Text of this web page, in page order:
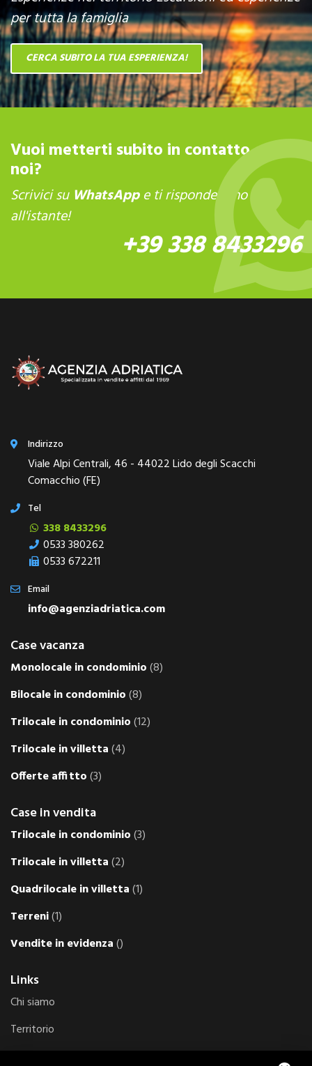
per tutta la famiglia
CERCA SUBITO LA TUA ESPERIENZA!
Vuoi metterti subito in contatto con
noi?
Scrivici su WhatsAppe ti risponderemo
all'istante!
+39 338 8433296
Indirizzo
Viale Alpi Centrali, 46 - 44022 Lido degli Scacchi
Comacchio (FE)
Tel
338 8433296
0533 380262
0533 672211
Email
info@agenziadriatica.com
Case vacanza
Monolocale in condominio(8)
Bilocale in condominio(8)
Trilocale in condominio(12)
Trilocale in villetta(4)
Offerte affitto(3)
Case in vendita
Trilocale in condominio(3)
Trilocale in villetta(2)
Quadrilocale in villetta(1)
Terreni(1)
Vendite in evidenza()
Links
Chi siamo
Territorio
Esperienze